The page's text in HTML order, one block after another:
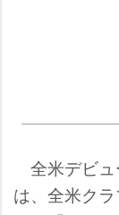
全米デビュ
は、全米ク